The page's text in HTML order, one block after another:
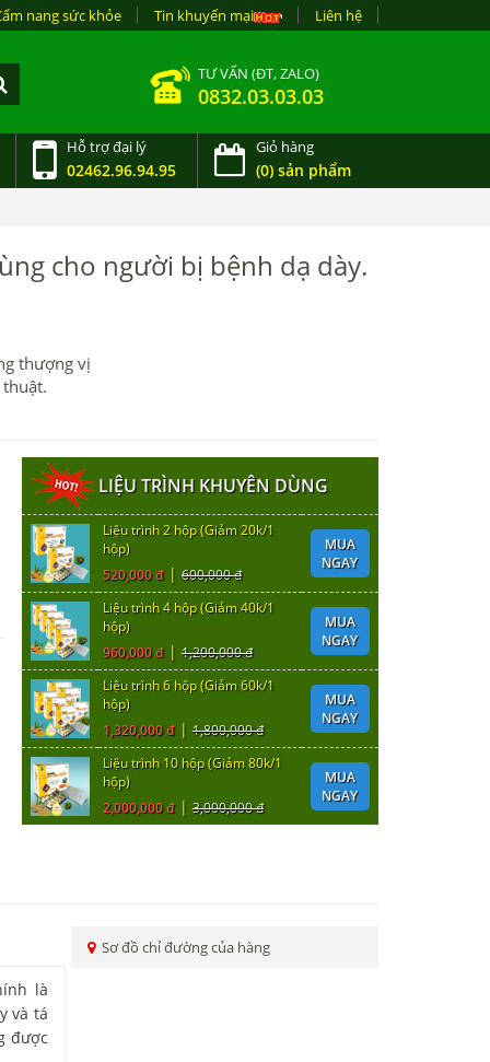
nang sức khỏe Tin khuyến mại Liên hệ
TƯ VẤN (ĐT, ZALO)
0832.03.03.03
Hỗ trợ đại lý
02462.96.94.95
Giỏ hàng
(0) sản phẩm
cho người bị bệnh dạ dày.
thượng vị
LIỆU TRÌNH KHUYÊN DÙNG
Liệu trình 2 hộp (Giảm 20k/1
hộp)
520,000 đ|600,000 đ
MUA
NGAY
Liệu trình 4 hộp (Giảm 40k/1
hộp)
960,000 đ|1,200,000 đ
MUA
NGAY
Liệu trình 6 hộp (Giảm 60k/1
hộp)
1,320,000 đ|1,800,000 đ
MUA
NGAY
Liệu trình 10 hộp (Giảm 80k/1
hộp)
2,000,000 đ|3,000,000 đ
MUA
NGAY
là
và tá
được
Sơ đồ chỉ đường của hàng